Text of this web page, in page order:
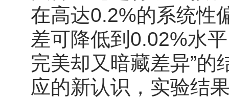
在高达0.2%的系统性
差可降低到0.02%水
完美却又暗藏差异”的
应的新认识，实验结